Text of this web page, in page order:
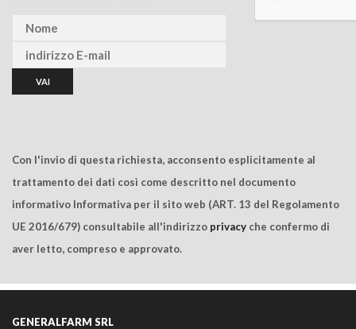
Con l'invio di questa richiesta, acconsento esplicitamente al
trattamento dei dati così come descritto nel documento
informativo Informativa per il sito web (ART. 13 del Regolamento
UE 2016/679) consultabile all'indirizzo privacy che confermo di
aver letto, compreso e approvato.
GENERALFARM SRL